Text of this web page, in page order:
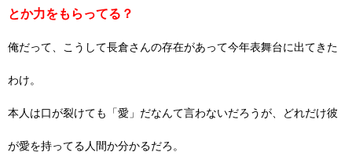
とか力をもらってる？
俺だって、こうして長倉さんの存在があって今年表舞台に出てきた
わけ。
本人は口が裂けても「愛」だなんて言わないだろうが、どれだけ彼
が愛を持ってる人間か分かるだろ。